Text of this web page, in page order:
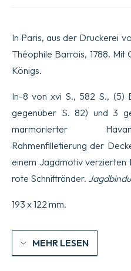
In Paris, aus der Druckerei
Théophile Barrois, 1788. Mit
Königs.
In-8 von xvi S., 582 S., (5)
gegenüber S. 82) und 3
marmorierter
Rahmenfilletierung der
einem Jagdmotiv verzierten
rote Schnittränder.
193 x 122 mm.
MEHR LESEN